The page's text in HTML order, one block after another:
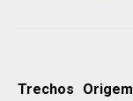
Trechos Origem